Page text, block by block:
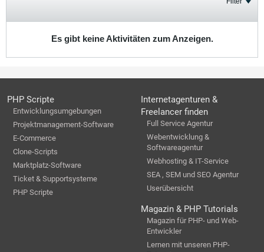
Es gibt keine Aktivitäten zum Anzeigen.
PHP Scripte
Entwicklungsumgebungen
Projektmanagement-Software
E-Commerce
Clone-Scripts
Marktplatz-Software
Ticket & Supportsysteme
PHP Scripte
Internetagenturen &
Freelancer finden
Full Service Agentur
Webentwicklung &
Softwareagentur
Webhosting & IT-Service
SEA , SEM und SEO Agentur
Userübersicht
Magazin & PHP Tutorials
Magazin für PHP- und Web-
Entwickler
Lernen mit unseren PHP-